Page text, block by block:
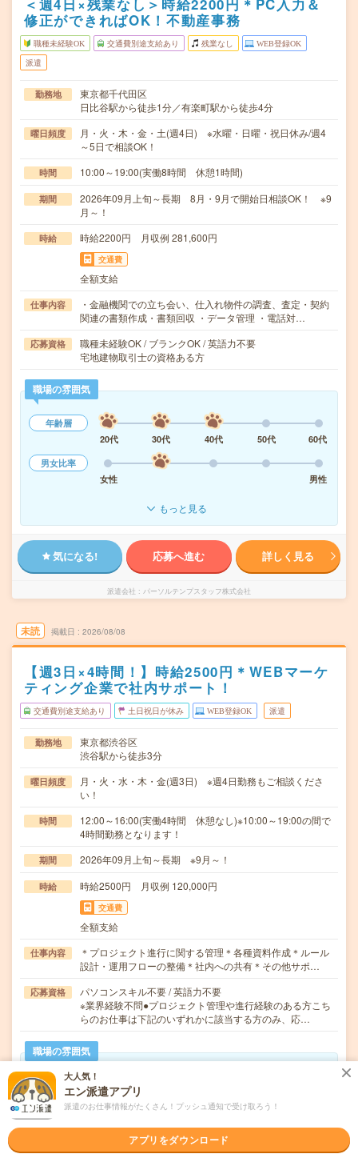
＜週4日×残業なし＞時給2200円＊PC入力＆
修正ができればOK！不動産事務
職種未経験OK 交通費別途支給あり 残業なし WEB登録OK
派遣
勤務地
東京都千代田区
日比谷駅から徒歩1分／有楽町駅から徒歩4分
曜日頻度
月・火・木・金・土(週4日) ※水曜・日曜・祝日休み/週4
～5日で相談OK！
時間 10:00～19:00(実働8時間 休憩1時間)
期間
2026年09月上旬～長期 8月・9月で開始日相談OK！ ※9
月～！
時給 時給2200円 月収例 281,600円
交通費
全額支給
仕事内容
・金融機関での立ち会い、仕入れ物件の調査、査定・契約
関連の書類作成・書類回収 ・データ管理 ・電話対…
応募資格
職種未経験OK / ブランクOK / 英語力不要
宅地建物取引士の資格ある方
職場の雰囲気
年齢層
20代
30代 40代 50代
60代
男女比率
女性
男性
もっと見る
気になる! 応募へ進む 詳しく見る
派遣会社 パーソルテンプスタッフ株式会社
未読 掲載日 2026/08/08
【週3日×4時間！】時給2500円＊WEBマーケ
ティング企業で社内サポート！
交通費別途支給あり 土日祝日が休み WEB登録OK 派遣
勤務地
東京都渋谷区
渋谷駅から徒歩3分
曜日頻度
月・火・水・木・金(週3日) ※週4日勤務もご相談くださ
い！
時間
12:00～16:00(実働4時間 休憩なし)※10:00～19:00の間で
4時間勤務となります！
期間 2026年09月上旬～長期 ※9月～！
時給 時給2500円 月収例 120,000円
交通費
全額支給
仕事内容
＊プロジェクト進行に関する管理＊各種資料作成＊ルール
設計・運用フローの整備＊社内への共有＊その他サポ…
応募資格
パソコンスキル不要 / 英語力不要
※業界経験不問●プロジェクト管理や進行経験のある方こち
らのお仕事は下記のいずれかに該当する方のみ、応…
職場の雰囲気
年齢層
20代
30代 40代 50代
男女比率
大人気！
エン派遣アプリ
派遣のお仕事情報がたくさん！プッシュ通知で受け取ろう！
アプリをダウンロード